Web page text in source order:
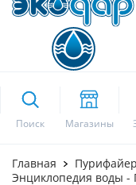
Поиск
Главная
Энциклопедия воды